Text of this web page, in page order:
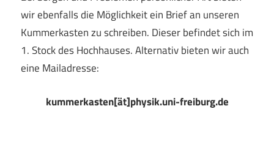
wir ebenfalls die Möglichkeit ein Brief an unseren
Kummerkasten zu schreiben. Dieser befindet sich im
1. Stock des Hochhauses. Alternativ bieten wir auch
eine Mailadresse:
kummerkasten[ät]physik.uni-freiburg.de